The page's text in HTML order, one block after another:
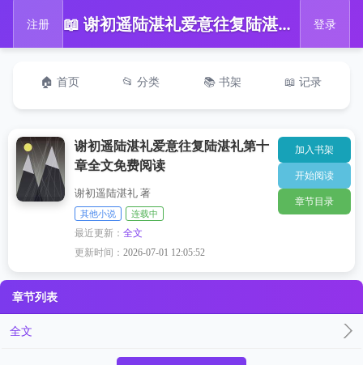
注册 📖 谢初遥陆湛礼爱意往复陆湛礼第十章全文免费阅读 登录
🏠 首页 📂 分类 📚 书架 📖 记录
谢初遥陆湛礼爱意往复陆湛礼第十
章全文免费阅读
谢初遥陆湛礼 著
其他小说 连载中
最近更新：全文
更新时间：2026-07-01 12:05:52
加入书架
开始阅读
章节目录
章节列表
全文